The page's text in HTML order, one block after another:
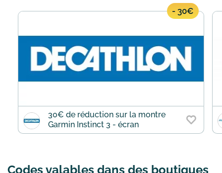
- 30€
30€ de réduction sur la montre
Garmin Instinct 3 - écran
Codes valables dans des boutiques